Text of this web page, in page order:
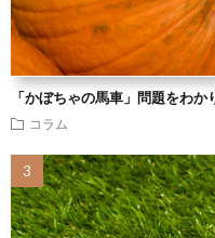
「かぼちゃの馬車」問題をわか
コラム